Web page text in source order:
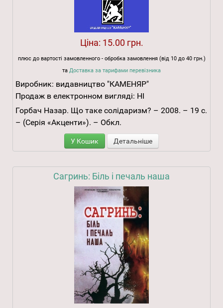
Ціна: 15.00 грн.
плюс до вартості замовленного - обробка замовлення (від 10 до 40 грн.)
та Доставка за тарифами перевізника
Виробник: видавництво "КАМЕНЯР"
Продаж в електронном вигляді: НІ
Горбач Назар. Що таке солідаризм? – 2008. – 19 с.
– (Серія «Акценти»). – Обкл.
У Кошик Детальніше
Сагринь: Біль і печаль наша